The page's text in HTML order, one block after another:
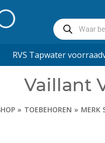
Producten
zoeken
RVS Tapwater
Vaillant
TOEBEHOREN MERK